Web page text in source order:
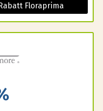
Floraprima